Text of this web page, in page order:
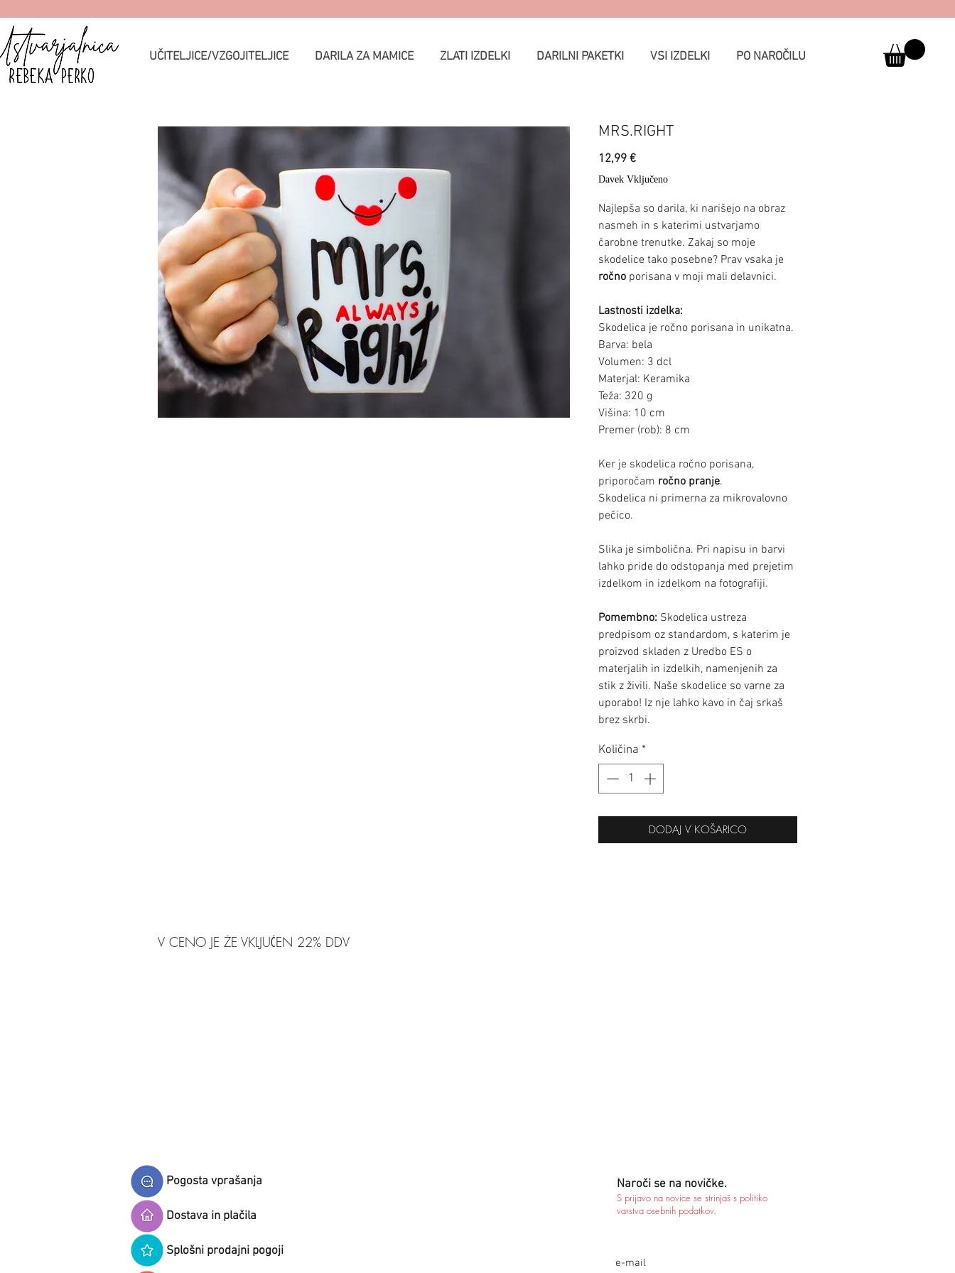
UČITELJICE/VZGOJITELJICE DARILA ZA MAMICE ZLATI IZDELKI DARILNI PAKETKI VSI IZDELKI PO NAROČILU
MRS.RIGHT
12,99 €Price
Davek Vključeno
Najlepša so darila, ki narišejo na obraz
nasmeh in s katerimi ustvarjamo
čarobne trenutke. Zakaj so moje
skodelice tako posebne? Prav vsaka je
ročno porisana v moji mali delavnici.
Lastnosti izdelka:
Skodelica je ročno porisana in unikatna.
Barva: bela
Volumen: 3 dcl
Materjal: Keramika
Teža: 320 g
Višina: 10 cm
Premer (rob): 8 cm
Ker je skodelica ročno porisana,
priporočam ročno pranje.
Skodelica ni primerna za mikrovalovno
pečico.
Slika je simbolična. Pri napisu in barvi
lahko pride do odstopanja med prejetim
izdelkom in izdelkom na fotografiji.
Pomembno: Skodelica ustreza
predpisom oz standardom, s katerim je
proizvod skladen z Uredbo ES o
materjalih in izdelkih, namenjenih za
stik z živili. Naše skodelice so varne za
uporabo! Iz nje lahko kavo in čaj srkaš
brez skrbi.
Količina *
DODAJ V KOŠARICO
V CENO JE ŽE VKLJUČEN 22% DDV
Pogosta vprašanja
Dostava in plačila
Splošni prodajni pogoji
Naroči se na novičke.
S prijavo na novice se strinjaš s politiko
varstva osebnih podatkov.